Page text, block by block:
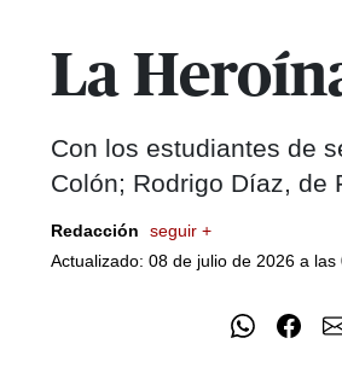
La
Con los estudiantes de
Colón; Rodrigo Díaz, de
Redacción
seguir +
Actualizado: 08 de julio de 2026 a las